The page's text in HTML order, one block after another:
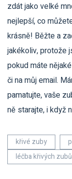
zdát jako velké
nejlepší, co
krásně! Běžte a
jakékoliv, protože
pokud máte
či na můj email.
pamatujte, vaše
ně starajte, i když
křivé zuby
léčba křivých zubů